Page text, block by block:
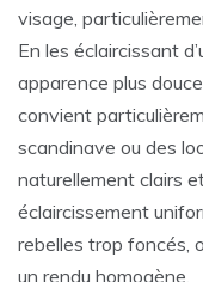
visage,
En les éclaircissant
apparence plus
convient
scandinave ou des
naturellement clairs
éclaircissement
rebelles trop foncés,
un rendu homogène.